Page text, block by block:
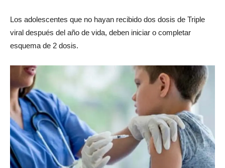
Los adolescentes que no hayan recibido dos dosis de Triple
viral después del año de vida, deben iniciar o completar
esquema de 2 dosis.